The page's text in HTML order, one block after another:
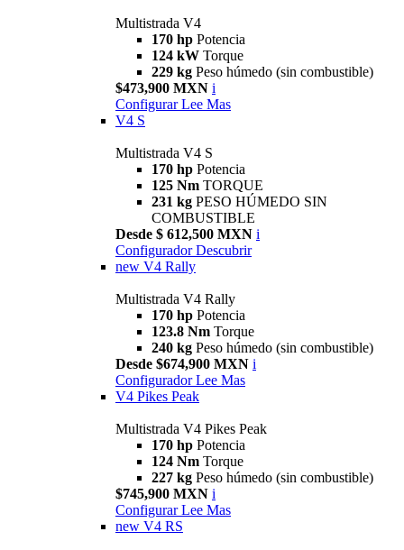
Multistrada V4
170 hp Potencia
124 kW Torque
229 kg Peso húmedo (sin combustible)
$473,900 MXN i
Configurar Lee Mas
V4 S
Multistrada V4 S
170 hp Potencia
125 Nm TORQUE
231 kg PESO HÚMEDO SIN
COMBUSTIBLE
Desde $ 612,500 MXN i
Configurador Descubrir
new V4 Rally
Multistrada V4 Rally
170 hp Potencia
123.8 Nm Torque
240 kg Peso húmedo (sin combustible)
Desde $674,900 MXN i
Configurador Lee Mas
V4 Pikes Peak
Multistrada V4 Pikes Peak
170 hp Potencia
124 Nm Torque
227 kg Peso húmedo (sin combustible)
$745,900 MXN i
Configurar Lee Mas
new V4 RS